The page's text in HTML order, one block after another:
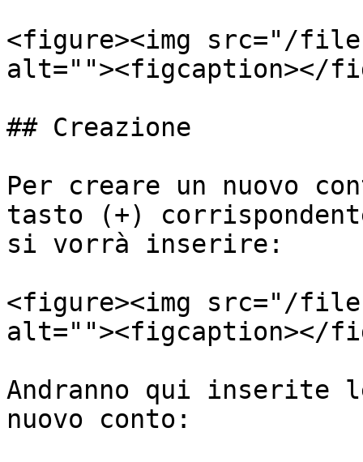
<figure><img src="/files/
alt=""><figcaption></
## Creazione
Per creare un nuovo
tasto (+)
si vorrà inserire:
<figure><img src="/files/
alt=""><figcaption></
Andranno qui
nuovo conto: